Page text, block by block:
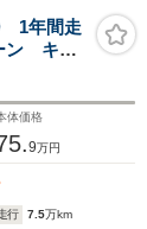
1年間走
ン キー
バック
車 パワ
体価格
9万円
行 7.5万km